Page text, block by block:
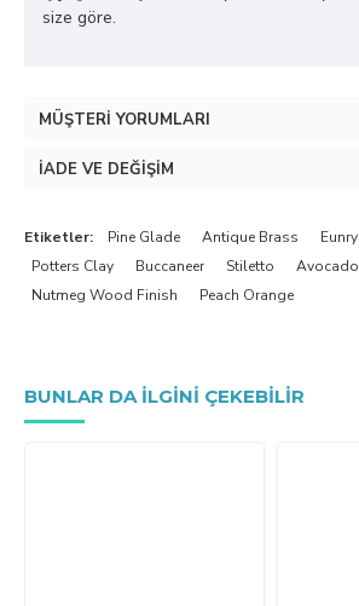
size göre.
MÜŞTERI YORUMLARI
İADE VE DEĞIŞIM
Etiketler: Pine Glade Antique Brass Eunry
Potters Clay
Buccaneer Stiletto
Avocado
Nutmeg Wood Finish
Peach Orange
BUNLAR DA ILGINI ÇEKEBILIR